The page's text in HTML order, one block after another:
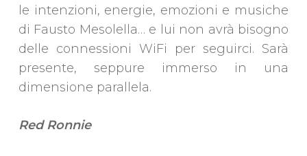
le intenzioni, energie, emozioni e musiche
di Fausto Mesolella… e lui non avrà bisogno
delle connessioni WiFi per seguirci. Sarà
presente, seppure immerso in una
dimensione parallela.
Red Ronnie